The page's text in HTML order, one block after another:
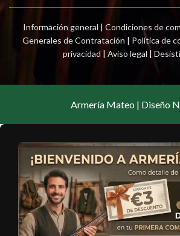
Información general |Condiciones de
Generales de Contratación | Política de
privacidad |Aviso legal |
Armería Mateo | Diseño